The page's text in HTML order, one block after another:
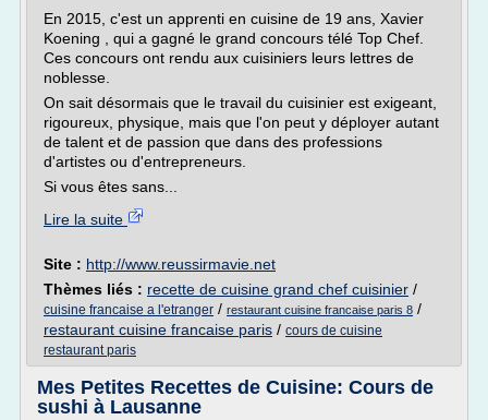
En 2015, c'est un apprenti en cuisine de 19 ans, Xavier
Koening , qui a gagné le grand concours télé Top Chef.
Ces concours ont rendu aux cuisiniers leurs lettres de
noblesse.
On sait désormais que le travail du cuisinier est exigeant,
rigoureux, physique, mais que l'on peut y déployer autant
de talent et de passion que dans des professions
d'artistes ou d'entrepreneurs.
Si vous êtes sans...
Lire la suite
Site : http://www.reussirmavie.net
Thèmes liés : recette de cuisine grand chef cuisinier /
cuisine francaise a l'etranger / restaurant cuisine francaise paris 8 /
restaurant cuisine francaise paris / cours de cuisine
restaurant paris
Mes Petites Recettes de Cuisine: Cours de
sushi à Lausanne